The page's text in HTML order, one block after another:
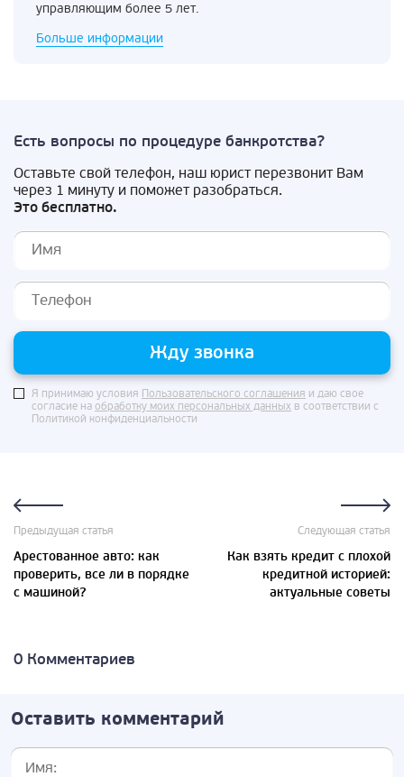
управляющим более 5 лет.
Больше информации
Есть вопросы по процедуре банкротства?
Оставьте свой телефон, наш юрист перезвонит Вам
через 1 минуту и поможет разобраться.
Это бесплатно.
Жду звонка
Я принимаю условия Пользовательского соглашения и даю свое
согласие на обработку моих персональных данных в соответствии с
Политикой конфиденциальности
Предыдущая статья
Арестованное авто: как
проверить, все ли в порядке
с машиной?
Следующая статья
Как взять кредит с плохой
кредитной историей:
актуальные советы
0 Комментариев
Оставить комментарий